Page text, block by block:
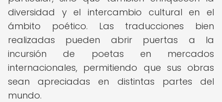
diversidad y el intercambio cultural en el
ámbito poético. Las traducciones bien
realizadas pueden abrir puertas a la
incursión de poetas en mercados
internacionales, permitiendo que sus obras
sean apreciadas en distintas partes del
mundo.